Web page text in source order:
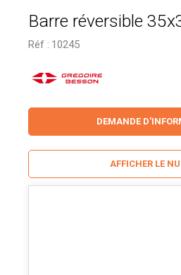
Barre réversible
Réf : 10245
DEMANDE
AFFICHER LE